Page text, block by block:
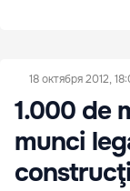
18 октября 2012,
1.000 de
munci